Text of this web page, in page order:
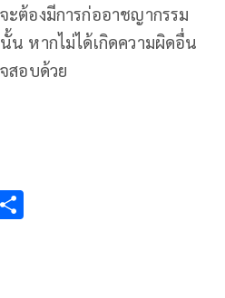
ะต้องมีการก่ออาชญากรรม
หากไม่ได้เกิดความผิดอื่น
สอบด้วย